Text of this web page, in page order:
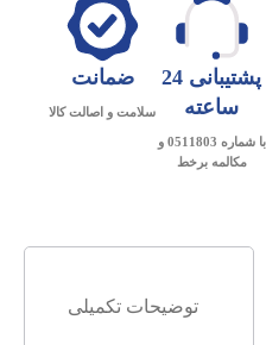
پشتیبانی 24
ساعته
با شماره 0511803 و
مکالمه برخط
ضمانت
سلامت و اصالت کالا
توضیحات تکمیلی